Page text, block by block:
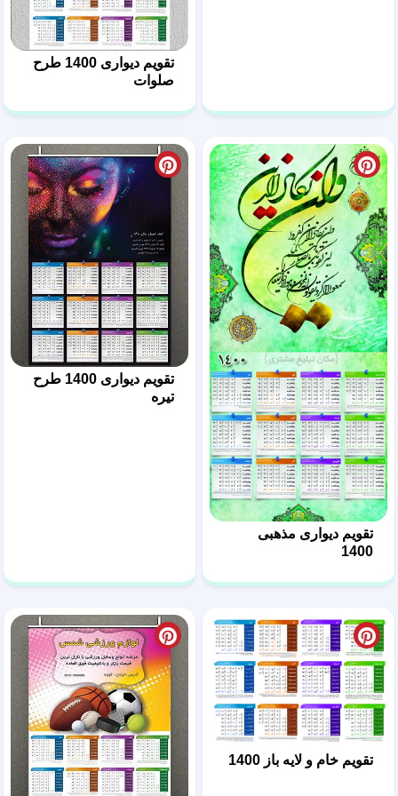
تقویم دیواری 1400 طرح
صلوات
تقویم دیواری مذهبی
1400
تقویم دیواری 1400 طرح
تیره
تقویم خام و لایه باز 1400